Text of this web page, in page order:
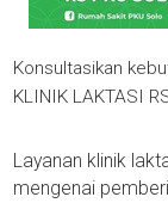
Konsultasikan
KLINIK LAKTASI
Layanan klinik
mengenai